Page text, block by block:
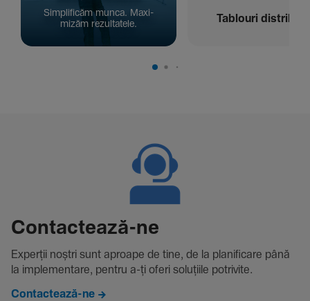
Simpli­ficăm munca. Maxi­
mizăm rezul­ta­tele.
Tablouri
Contac­tează-ne
Experții noștri sunt aproape de tine, de la plani­fi­care până
la imple­men­tare, pentru a-ți oferi solu­țiile potri­vite.
Contactează-ne